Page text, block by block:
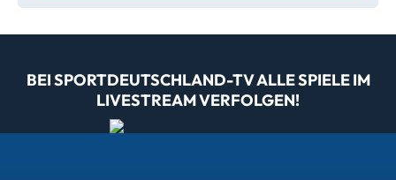
BEI SPORTDEUTSCHLAND-TV ALLE SPIELE IM
LIVESTREAM VERFOLGEN!